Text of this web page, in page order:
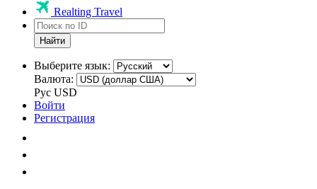
Realting Travel
Найти
Выберите язык:
Валюта:
Рус USD
Войти
Регистрация